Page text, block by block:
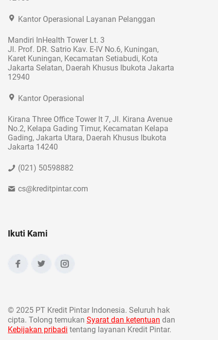
Kantor Operasional Layanan Pelanggan
Mandiri InHealth Tower Lt. 3
Jl. Prof. DR. Satrio Kav. E-IV No.6, Kuningan,
Karet Kuningan, Kecamatan Setiabudi, Kota
Jakarta Selatan, Daerah Khusus Ibukota Jakarta
12940
Kantor Operasional
Kirana Three Office Tower lt 7, Jl. Kirana Avenue
No.2, Kelapa Gading Timur, Kecamatan Kelapa
Gading, Jakarta Utara, Daerah Khusus Ibukota
Jakarta 14240
(021) 50598882
cs@kreditpintar.com
Ikuti Kami
© 2025 PT Kredit Pintar Indonesia. Seluruh hak
cipta. Tolong temukan Syarat dan ketentuan dan
Kebijakan pribadi tentang layanan Kredit Pintar.